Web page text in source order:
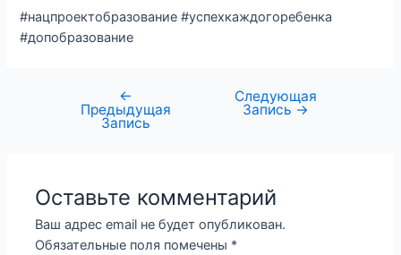
#нацпроектобразование #успехкаждогоребенка
#допобразование
←
Предыдущая
Запись
Следующая
Запись →
Оставьте комментарий
Ваш адрес email не будет опубликован.
Обязательные поля помечены *